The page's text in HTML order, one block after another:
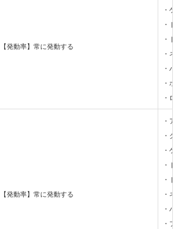
【発動率】常に発動する
・ゲ
・ド
・ド
・ネ
・バ
・ボ
・ロ
【発動率】常に発動する
・ア
・ク
・ゲ
・ト
・ド
・ネ
・バ
・フ